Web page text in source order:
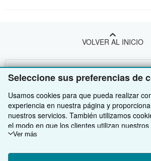
Seleccione sus preferencias de
Usamos cookies para que pueda realizar
experiencia en nuestra página y
nuestros servicios. También utilizamos
el modo en que los clientes utilizan
ejemplo, midiendo las visitas al sitio) y así
para mostrar contenido relevante en los
Ver más
VOLVER AL INICIO
Compre con nosotros
Colecciones
Mi cuenta
Comenzar a vender
Únase a nuestro programa de afiliados
Sobre nosotros
Sobre IberLibro
Obtener Ayuda